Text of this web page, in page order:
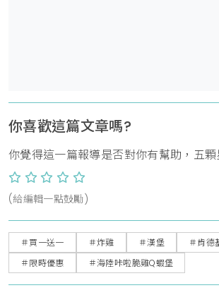
你喜歡這篇文章嗎?
你覺得這一篇報導是否對你有幫助，五
(給編輯一點鼓勵)
＃買一送一 ＃炸雞 ＃漢堡 ＃肯德
＃限時優惠
＃​​​​​​​海陸咔啦脆雞Q蝦堡